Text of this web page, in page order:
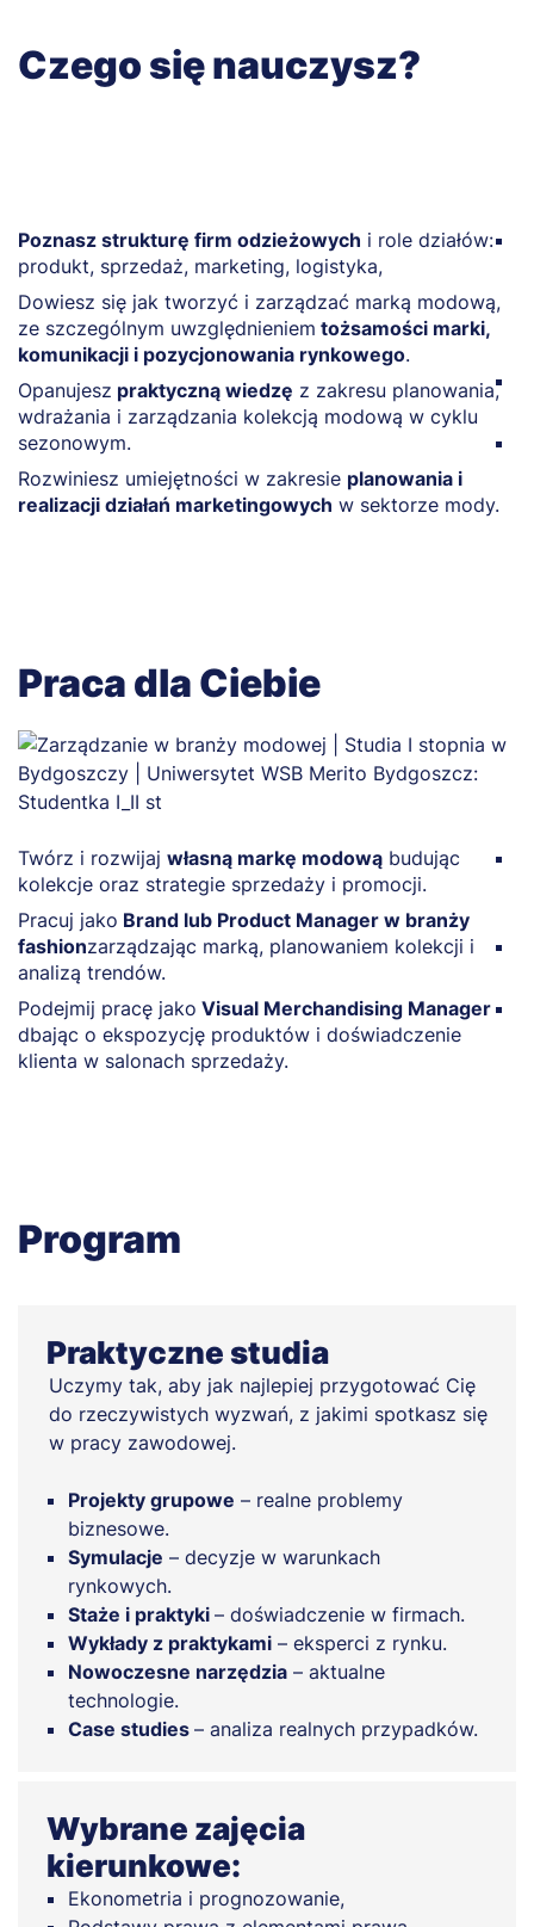
Czego się nauczysz?
Poznasz strukturę firm odzieżowych i role działów:
produkt, sprzedaż, marketing, logistyka,
Dowiesz się jak tworzyć i zarządzać marką modową,
ze szczególnym uwzględnieniem tożsamości marki,
komunikacji i pozycjonowania rynkowego.
Opanujesz praktyczną wiedzę z zakresu planowania,
wdrażania i zarządzania kolekcją modową w cyklu
sezonowym.
Rozwiniesz umiejętności w zakresie planowania i
realizacji działań marketingowych w sektorze mody.
Praca dla Ciebie
Twórz i rozwijaj własną markę modową budując
kolekcje oraz strategie sprzedaży i promocji.
Pracuj jako Brand lub Product Manager w branży
fashionzarządzając marką, planowaniem kolekcji i
analizą trendów.
Podejmij pracę jako Visual Merchandising Manager
dbając o ekspozycję produktów i doświadczenie
klienta w salonach sprzedaży.
Program
Praktyczne studia
Uczymy tak, aby jak najlepiej przygotować Cię
do rzeczywistych wyzwań, z jakimi spotkasz się
w pracy zawodowej.
Projekty grupowe – realne problemy
biznesowe.
Symulacje – decyzje w warunkach
rynkowych.
Staże i praktyki – doświadczenie w firmach.
Wykłady z praktykami – eksperci z rynku.
Nowoczesne narzędzia – aktualne
technologie.
Case studies – analiza realnych przypadków.
Wybrane zajęcia
kierunkowe:
Ekonometria i prognozowanie,